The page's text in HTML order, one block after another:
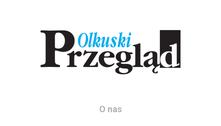
O nas